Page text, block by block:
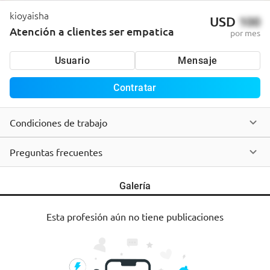
kioyaisha
Atención a clientes ser empatica
USD 100
por mes
Usuario Mensaje
Contratar
Condiciones de trabajo
Preguntas frecuentes
Galería
Esta profesión aún no tiene publicaciones